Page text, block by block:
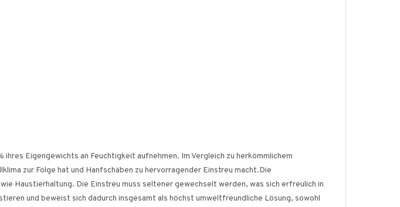
Eigengewichts an Feuchtigkeit aufnehmen. Im Vergleich zu herkömmlichem
zur Folge hat und Hanfschäben zu hervorragender Einstreu macht.Die
Haustierhaltung. Die Einstreu muss seltener gewechselt werden, was sich erfreulich in
und beweist sich dadurch insgesamt als höchst umweltfreundliche Lösung, sowohl